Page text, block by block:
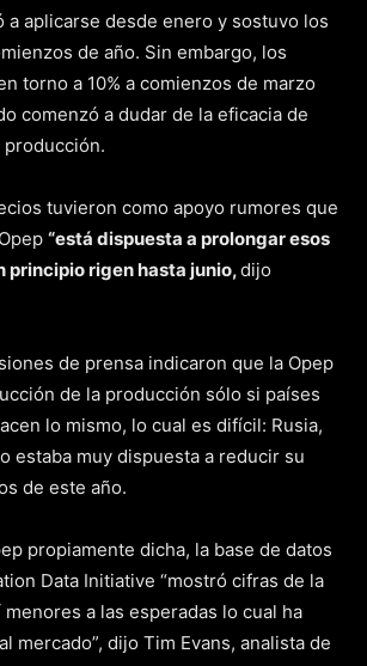
a aplicarse desde enero y sostuvo los
de año. Sin embargo, los
torno a 10% a comienzos de marzo
comenzó a dudar de la eficacia de
tuvieron como apoyo rumores que
“está dispuesta a prolongar esos
principio rigen hasta junio,dijo
de prensa indicaron que la Opep
de la producción sólo si países
lo mismo, lo cual es difícil: Rusia,
estaba muy dispuesta a reducir su
de este año.
propiamente dicha, la base de datos
Data Initiative “mostró cifras de la
a las esperadas lo cual ha
mercado”, dijo Tim Evans, analista de